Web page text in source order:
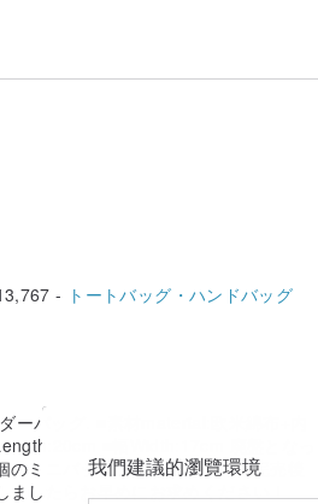
- トートバッグ・ハンドバッグ
ーバッグ. ■素材material:欧米綿布+内
■幅Width:17cm 廃盤となっ
ミニバッグしか作れません。完売後
したらお早めにお求めください！
我們建議的瀏覽環境